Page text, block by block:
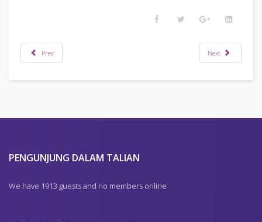
5544 3357 / 3269 / 011 5697 7582 untuk mendapatkan
Prev Next
PENGUNJUNG DALAM TALIAN
We have 1913 guests and no members online